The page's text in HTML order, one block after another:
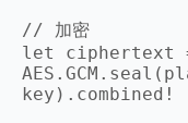
// 加密
let ciphertext
key).combined!